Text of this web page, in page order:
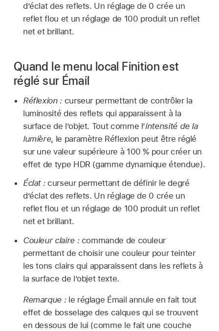
d’éclat des reflets. Un réglage de 0 crée un
reflet flou et un réglage de 100 produit un reflet
net et brillant.
Quand le menu local Finition est
réglé sur Émail
Réflexion :curseur permettant de contrôler la
luminosité des reflets qui apparaissent à la
surface de l’objet. Tout comme l’intensité de la
lumière, le paramètre Réflexion peut être réglé
sur une valeur supérieure à 100 % pour créer un
effet de type HDR (gamme dynamique étendue).
Éclat :curseur permettant de définir le degré
d’éclat des reflets. Un réglage de 0 crée un
reflet flou et un réglage de 100 produit un reflet
net et brillant.
Couleur claire :commande de couleur
permettant de choisir une couleur pour teinter
les tons clairs qui apparaissent dans les reflets à
la surface de l’objet texte.
Remarque : le réglage Émail annule en fait tout
effet de bosselage des calques qui se trouvent
en dessous de lui (comme le fait une couche